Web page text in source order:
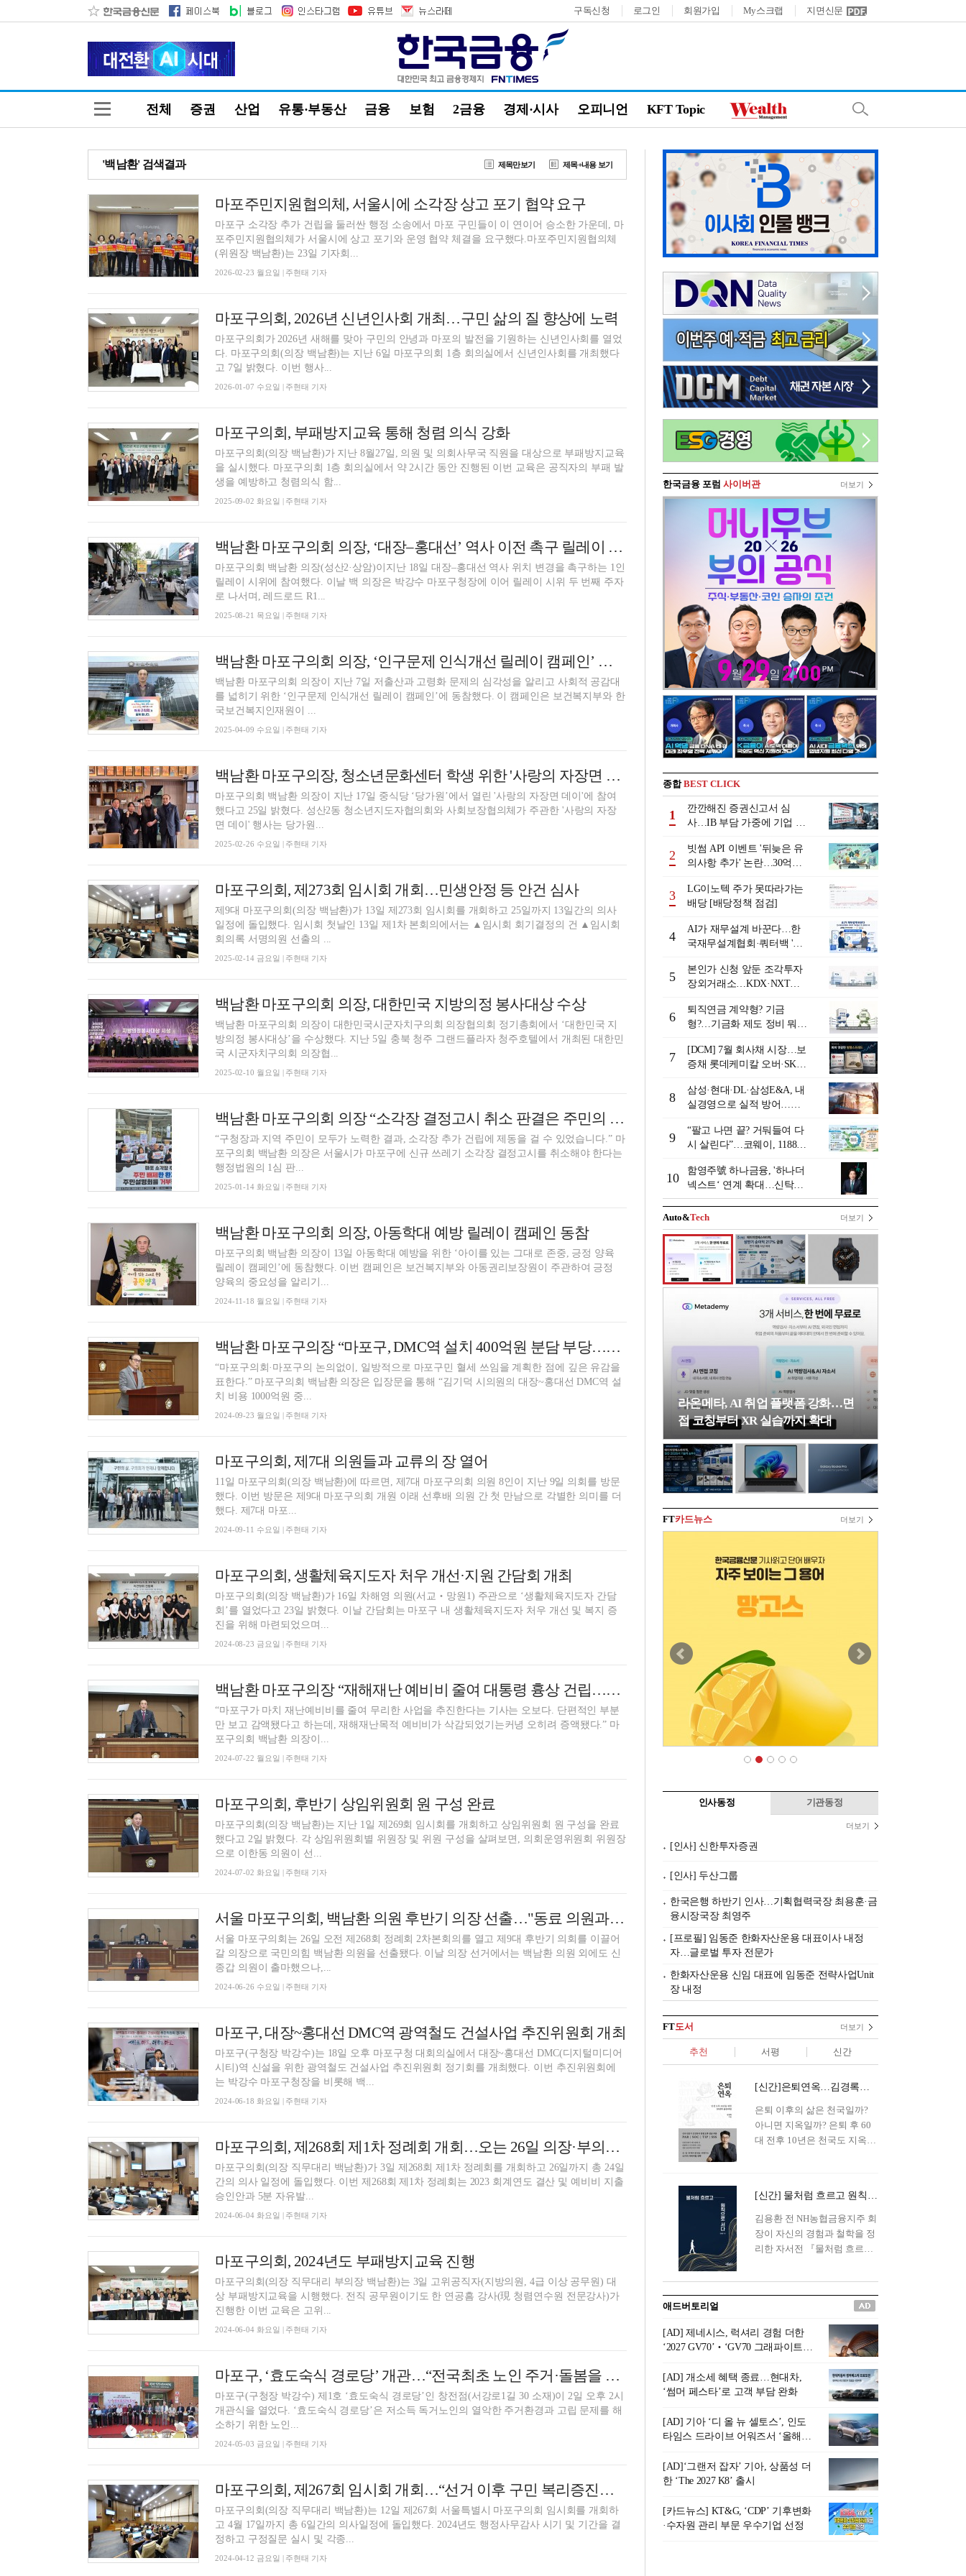
구독신청 로그인 회원가입 My스크랩 지면신문
전체 증권 산업 유통·부동산 금융 보험 2금융 경제·시사 오피니언 KFT Topic
'백남환' 검색결과 제목만보기 제목+내용 보기
마포주민지원협의체, 서울시에 소각장 상고 포기 협약 요구
마포구 소각장 추가 건립을 둘러싼 행정 소송에서 마포 구민들이 이 연이어 승소한 가운데, 마
포주민지원협의체가 서울시에 상고 포기와 운영 협약 체결을 요구했다.마포주민지원협의체
(위원장 백남환)는 23일 기자회...
2026-02-23 월요일 | 주현태 기자
마포구의회, 2026년 신년인사회 개최…구민 삶의 질 향상에 노력
마포구의회가 2026년 새해를 맞아 구민의 안녕과 마포의 발전을 기원하는 신년인사회를 열었
다. 마포구의회(의장 백남환)는 지난 6일 마포구의회 1층 회의실에서 신년인사회를 개최했다
고 7일 밝혔다. 이번 행사...
2026-01-07 수요일 | 주현태 기자
마포구의회, 부패방지교육 통해 청렴 의식 강화
마포구의회(의장 백남환)가 지난 8월27일, 의원 및 의회사무국 직원을 대상으로 부패방지교육
을 실시했다. 마포구의회 1층 회의실에서 약 2시간 동안 진행된 이번 교육은 공직자의 부패 발
생을 예방하고 청렴의식 함...
2025-09-02 화요일 | 주현태 기자
백남환 마포구의회 의장, ‘대장–홍대선’ 역사 이전 촉구 릴레이 시위 참여
마포구의회 백남환 의장(성산2·상암)이지난 18일 대장–홍대선 역사 위치 변경을 촉구하는 1인
릴레이 시위에 참여했다. 이날 백 의장은 박강수 마포구청장에 이어 릴레이 시위 두 번째 주자
로 나서며, 레드로드 R1...
2025-08-21 목요일 | 주현태 기자
백남환 마포구의회 의장, ‘인구문제 인식개선 릴레이 캠페인’ 참여
백남환 마포구의회 의장이 지난 7일 저출산과 고령화 문제의 심각성을 알리고 사회적 공감대
를 넓히기 위한 ‘인구문제 인식개선 릴레이 캠페인’에 동참했다. 이 캠페인은 보건복지부와 한
국보건복지인재원이 ...
2025-04-09 수요일 | 주현태 기자
백남환 마포구의장, 청소년문화센터 학생 위한 '사랑의 자장면 데이' 참석
마포구의회 백남환 의장이 지난 17일 중식당 ‘당가원’에서 열린 '사랑의 자장면 데이'에 참여
했다고 25일 밝혔다. 성산2동 청소년지도자협의회와 사회보장협의체가 주관한 '사랑의 자장
면 데이' 행사는 당가원...
2025-02-26 수요일 | 주현태 기자
마포구의회, 제273회 임시회 개회…민생안정 등 안건 심사
제9대 마포구의회(의장 백남환)가 13일 제273회 임시회를 개회하고 25일까지 13일간의 의사
일정에 돌입했다. 임시회 첫날인 13일 제1차 본회의에서는 ▲임시회 회기결정의 건 ▲임시회
회의록 서명의원 선출의 ...
2025-02-14 금요일 | 주현태 기자
백남환 마포구의회 의장, 대한민국 지방의정 봉사대상 수상
백남환 마포구의회 의장이 대한민국시군자치구의회 의장협의회 정기총회에서 ‘대한민국 지
방의정 봉사대상’을 수상했다. 지난 5일 충북 청주 그랜드플라자 청주호텔에서 개최된 대한민
국 시군자치구의회 의장협...
2025-02-10 월요일 | 주현태 기자
백남환 마포구의회 의장 “소각장 결정고시 취소 판결은 주민의 승리”
“구청장과 지역 주민이 모두가 노력한 결과, 소각장 추가 건립에 제동을 걸 수 있었습니다.” 마
포구의회 백남환 의장은 서울시가 마포구에 신규 쓰레기 소각장 결정고시를 취소해야 한다는
행정법원의 1심 판...
2025-01-14 화요일 | 주현태 기자
백남환 마포구의회 의장, 아동학대 예방 릴레이 캠페인 동참
마포구의회 백남환 의장이 13일 아동학대 예방을 위한 ‘아이를 있는 그대로 존중, 긍정 양육
릴레이 캠페인’에 동참했다. 이번 캠페인은 보건복지부와 아동권리보장원이 주관하여 긍정
양육의 중요성을 알리기...
2024-11-18 월요일 | 주현태 기자
백남환 마포구의장 “마포구, DMC역 설치 400억원 분담 부당…서울시의원 개인 생각”
“마포구의회·마포구의 논의없이, 일방적으로 마포구민 혈세 쓰임을 계획한 점에 깊은 유감을
표한다.” 마포구의회 백남환 의장은 입장문을 통해 “김기덕 시의원의 대장~홍대선 DMC역 설
치 비용 1000억원 중...
2024-09-23 월요일 | 주현태 기자
마포구의회, 제7대 의원들과 교류의 장 열어
11일 마포구의회(의장 백남환)에 따르면, 제7대 마포구의회 의원 8인이 지난 9일 의회를 방문
했다. 이번 방문은 제9대 마포구의회 개원 이래 선후배 의원 간 첫 만남으로 각별한 의미를 더
했다. 제7대 마포...
2024-09-11 수요일 | 주현태 기자
마포구의회, 생활체육지도자 처우 개선·지원 간담회 개최
마포구의회(의장 백남환)가 16일 차해영 의원(서교‧망원1) 주관으로 ‘생활체육지도자 간담
회’를 열었다고 23일 밝혔다. 이날 간담회는 마포구 내 생활체육지도자 처우 개선 및 복지 증
진을 위해 마련되었으며...
2024-08-23 금요일 | 주현태 기자
백남환 마포구의장 “재해재난 예비비 줄여 대통령 흉상 건립…사실 아냐”
“마포구가 마치 재난예비비를 줄여 무리한 사업을 추진한다는 기사는 오보다. 단편적인 부분
만 보고 감액됐다고 하는데, 재해재난목적 예비비가 삭감되었기는커녕 오히려 증액됐다.” 마
포구의회 백남환 의장이...
2024-07-22 월요일 | 주현태 기자
마포구의회, 후반기 상임위원회 원 구성 완료
마포구의회(의장 백남환)는 지난 1일 제269회 임시회를 개회하고 상임위원회 원 구성을 완료
했다고 2일 밝혔다. 각 상임위원회별 위원장 및 위원 구성을 살펴보면, 의회운영위원회 위원장
으로 이한동 의원이 선...
2024-07-02 화요일 | 주현태 기자
서울 마포구의회, 백남환 의원 후반기 의장 선출…"동료 의원과 수평적 소통할 터"
서울 마포구의회는 26일 오전 제268회 정례회 2차본회의를 열고 제9대 후반기 의회를 이끌어
갈 의장으로 국민의힘 백남환 의원을 선출됐다. 이날 의장 선거에서는 백남환 의원 외에도 신
종갑 의원이 출마했으나,...
2024-06-26 수요일 | 주현태 기자
마포구, 대장~홍대선 DMC역 광역철도 건설사업 추진위원회 개최
마포구(구청장 박강수)는 18일 오후 마포구청 대회의실에서 대장~홍대선 DMC(디지털미디어
시티)역 신설을 위한 광역철도 건설사업 추진위원회 정기회를 개최했다. 이번 추진위원회에
는 박강수 마포구청장을 비롯해 백...
2024-06-18 화요일 | 주현태 기자
마포구의회, 제268회 제1차 정례회 개회…오는 26일 의장·부의장 선출
마포구의회(의장 직무대리 백남환)가 3일 제268회 제1차 정례회를 개회하고 26일까지 총 24일
간의 의사 일정에 돌입했다. 이번 제268회 제1차 정례회는 2023 회계연도 결산 및 예비비 지출
승인안과 5분 자유발...
2024-06-04 화요일 | 주현태 기자
마포구의회, 2024년도 부패방지교육 진행
마포구의회(의장 직무대리 부의장 백남환)는 3일 고위공직자(지방의원, 4급 이상 공무원) 대
상 부패방지교육을 시행했다. 전직 공무원이기도 한 연공흠 강사(現 청렴연수원 전문강사)가
진행한 이번 교육은 고위...
2024-06-04 화요일 | 주현태 기자
마포구, ‘효도숙식 경로당’ 개관…“전국최초 노인 주거·돌봄을 한번에”
마포구(구청장 박강수) 제1호 ‘효도숙식 경로당’인 창전점(서강로1길 30 소재)이 2일 오후 2시
개관식을 열었다. ‘효도숙식 경로당’은 저소득 독거노인의 열악한 주거환경과 고립 문제를 해
소하기 위한 노인...
2024-05-03 금요일 | 주현태 기자
마포구의회, 제267회 임시회 개회…“선거 이후 구민 복리증진에 노력"
마포구의회(의장 직무대리 백남환)는 12일 제267회 서울특별시 마포구의회 임시회를 개회하
고 4월 17일까지 총 6일간의 의사일정에 돌입했다. 2024년도 행정사무감사 시기 및 기간을 결
정하고 구정질문 실시 및 각종...
2024-04-12 금요일 | 주현태 기자
한국금융 포럼 사이버관 더보기
종합BEST CLICK
1
깐깐해진 증권신고서 심
사…IB 부담 가중에 기업 자
2
빗썸 API 이벤트 '뒤늦은 유
의사항 추가' 논란…30억원
발
3
LG이노텍 주가 못따라가는
배당 [배당정책 점검]
4
AI가 재무설계 바꾼다…한
국재무설계협회·쿼터백 '베
5
본인가 신청 앞둔 조각투자
장외거래소…KDX·NXT컨
6
퇴직연금 계약형? 기금
형?…기금화 제도 정비 뭐길
(상)]
7
[DCM] 7월 회사채 시장…보
증채 롯데케미칼 오버·SK에
8
삼성·현대·DL·삼성E&A, 내
실경영으로 실적 방어…미
9
“팔고 나면 끝? 거둬들여 다
시 살린다”…코웨이, 1188만
10
함영주號 하나금융, '하나더
넥스트‘ 연계 확대…신탁수
수료 2배 증가 효과 [금융 시
니어 비즈니스 돋보기]
Auto&Tech 더보기
라온메타, AI 취업 플랫폼 강화…면
접 코칭부터 XR 실습까지 확대
FT카드뉴스 더보기
인사동정 기관동정
더보기
[인사] 신한투자증권
[인사] 두산그룹
한국은행 하반기 인사…기획협력국장 최용훈·금
융시장국장 최영주
[프로필] 임동준 한화자산운용 대표이사 내정
자…글로벌 투자 전문가
한화자산운용 신임 대표에 임동준 전략사업Unit
장 내정
FT도서 더보기
추천 서평 신간
[신간]은퇴연옥…김경록의 은퇴 후 삶의 나침반
은퇴 이후의 삶은 천국일까?
아니면 지옥일까? 은퇴 후 60
대 전후 10년은 천국도 지옥도
은퇴 설계를 가이드해 온 김경
록 옵투스자산운용의 고문이
신간 『은퇴연옥』을 내놓았
다.단테는 지옥을 '모든 희망을
록 고문은 새로운 시각을 제시
0년의 과도기는 지옥이 아니라
정화와 성장의 공간인 ‘은퇴연
옥(Purgatory)’이라는 것이다.
연옥은 고통스럽지만 끝이 있
으며, 준비를 통해 천국으로 나
아갈 수 있는 희망의 장소라고
말한
[신간] 물처럼 흐르고 원칙으로 서다…김용환의 통찰을 담다
김용환 전 NH농협금융지주 회
장이 자신의 경험과 철학을 정
리한 자서전 『물처럼 흐르고
통 관료 출신으로 한국 금융의
주요 변곡점마다 중요한 역할
을 하고 금융 경영인으로서 큰
족적을 남긴 김 전 회장이 후배
세대에게 전하는 삶의 조언을
담은 인생 노트다.『물처럼 흐
르고 원칙으로 서다』는 단순
한 자서전을 넘어, 실패를 두려
워하지 않는 용기와 자신에 대
한 믿음이 어떻게 삶을 풍요롭
게 만드는지를 보여주는 지혜
의 보고로 평가된다.김용환 전
회장은 “인생의 목표가 크더라
도 조급해하지 말고 작은 것부
터 하나 하나 성취해 나가
라”고 조언한다. 뼈아픈 실패
조차 성공의 뼈대가 된다는 긍
애드버토리얼
[AD] 제네시스, 럭셔리 경험 더한
‘2027 GV70’‧‘GV70 그래파이트’
[AD] 개소세 혜택 종료…현대차,
‘썸머 페스타’로 고객 부담 완화
[AD] 기아 ‘디 올 뉴 셀토스’, 인도
타임스 드라이브 어워즈서 ‘올해의
[AD]‘그랜저 잡자’ 기아, 상품성 더
한 ‘The 2027 K8’ 출시
[카드뉴스] KT&G, ‘CDP’ 기후변화
·수자원 관리 부문 우수기업 선정